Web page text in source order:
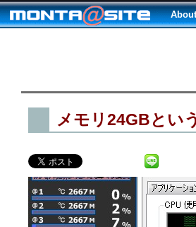
About
メモリ24GBとい